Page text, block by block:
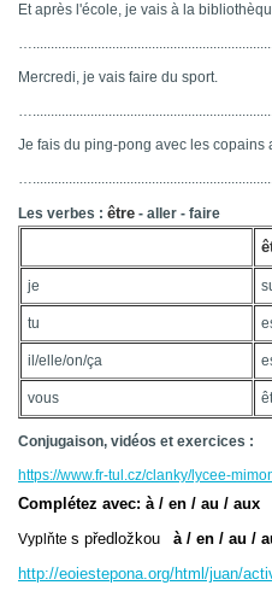
Et après l'école, je vais à la
Mercredi, je vais faire du sport.
Je fais du ping-pong avec les copains
Les verbes : être - aller - faire
je
tu
il/elle/on/ça
vous
Conjugaison, vidéos et exercices :
https://www.fr-tul.cz/clanky/lycee-
Complétez avec: à / en / au / aux
Vyplňte s předložkou
à / en / au /
http://eoiestepona.org/html/juan/